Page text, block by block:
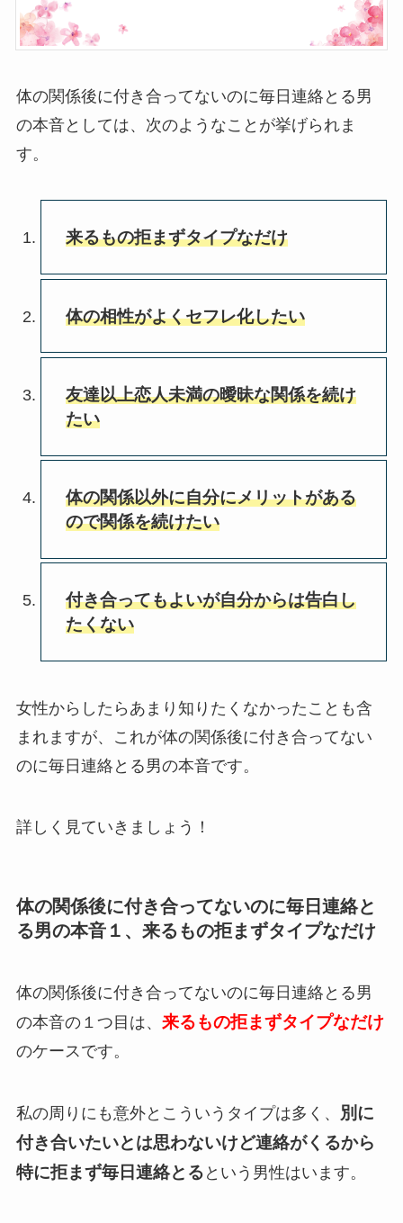
体の関係後に付き合ってないのに毎日連絡とる男
の本音としては、次のようなことが挙げられま
す。
来るもの拒まずタイプなだけ
体の相性がよくセフレ化したい
友達以上恋人未満の曖昧な関係を続け
たい
体の関係以外に自分にメリットがある
ので関係を続けたい
付き合ってもよいが自分からは告白し
たくない
女性からしたらあまり知りたくなかったことも含
まれますが、これが体の関係後に付き合ってない
のに毎日連絡とる男の本音です。
詳しく見ていきましょう！
体の関係後に付き合ってないのに毎日連絡と
る男の本音１、来るもの拒まずタイプなだけ
体の関係後に付き合ってないのに毎日連絡とる男
の本音の１つ目は、 来るもの拒まずタイプなだけ
のケースです。
私の周りにも意外とこういうタイプは多く、
別に
付き合いたいとは思わないけど連絡がくるから
特に拒まず毎日連絡とる という男性はいます。